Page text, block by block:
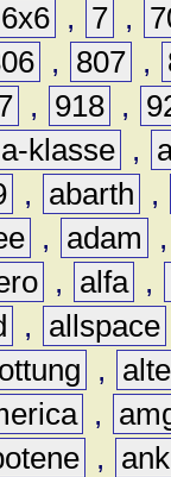
6x6 , 7 ,
, 807 ,
, 918 ,
a-klasse ,
, abarth
,
, adam
, alfa ,
, allspace
,
,
,